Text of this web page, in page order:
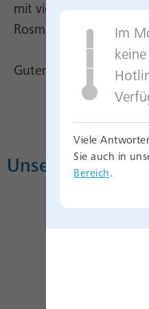
mit viel Öl, einer
Rosmarin anbraten.
Guten Appetit!
Unser Video
Im
Viele
Sie auch in
Bereich.